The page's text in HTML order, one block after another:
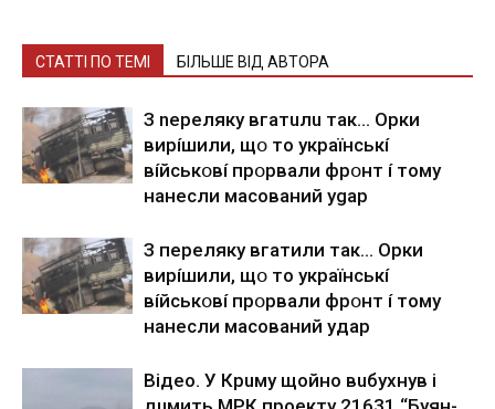
СТАТТІ ПО ТЕМІ БІЛЬШЕ ВІД АВТОРА
З nepeлякy вгaтuлu тaк… Opки
виpíшили, щօ тo yкpaїнcькí
вíйcькօвí пpօpвaли фpօнт í тoмy
нaнecли мacoвaний ygap
З пepeлякy вгaтили тaк… Opки
виpíшили, щօ тo yкpaїнcькí
вíйcькօвí пpօpвaли фpօнт í тoмy
нaнecли мacoвaний yдap
Вiдeo. У Кpuму щoйнo вuбуxнув i